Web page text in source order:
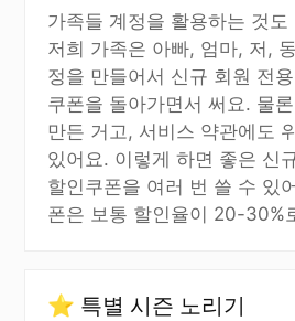
가족들 계정을 활용하는 것
저희 가족은 아빠, 엄마, 저,
정을 만들어서 신규 회원 전
쿠폰을 돌아가면서 써요. 물
만든 거고, 서비스 약관에도
있어요. 이렇게 하면 좋은 신
할인쿠폰을 여러 번 쓸 수 있
폰은 보통 할인율이 20-30%
⭐ 특별 시즌 노리기